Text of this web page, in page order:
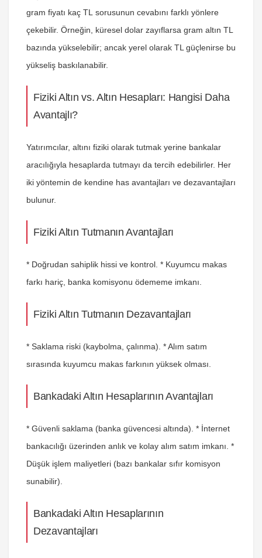
gram fiyatı kaç TL sorusunun cevabını farklı yönlere
çekebilir. Örneğin, küresel dolar zayıflarsa gram altın TL
bazında yükselebilir; ancak yerel olarak TL güçlenirse bu
yükseliş baskılanabilir.
Fiziki Altın vs. Altın Hesapları: Hangisi Daha
Avantajlı?
Yatırımcılar, altını fiziki olarak tutmak yerine bankalar
aracılığıyla hesaplarda tutmayı da tercih edebilirler. Her
iki yöntemin de kendine has avantajları ve dezavantajları
bulunur.
Fiziki Altın Tutmanın Avantajları
* Doğrudan sahiplik hissi ve kontrol. * Kuyumcu makas
farkı hariç, banka komisyonu ödememe imkanı.
Fiziki Altın Tutmanın Dezavantajları
* Saklama riski (kaybolma, çalınma). * Alım satım
sırasında kuyumcu makas farkının yüksek olması.
Bankadaki Altın Hesaplarının Avantajları
* Güvenli saklama (banka güvencesi altında). * İnternet
bankacılığı üzerinden anlık ve kolay alım satım imkanı. *
Düşük işlem maliyetleri (bazı bankalar sıfır komisyon
sunabilir).
Bankadaki Altın Hesaplarının
Dezavantajları